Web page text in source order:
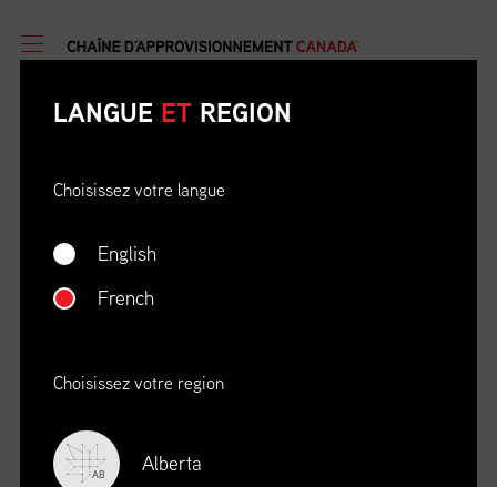
04/22/23
09:00 AM EDT 11/02/20
S’INSCRIRE
LANGUE ETREGION
Choisissez votre langue
English
French
Choisissez votre region
AB Alberta